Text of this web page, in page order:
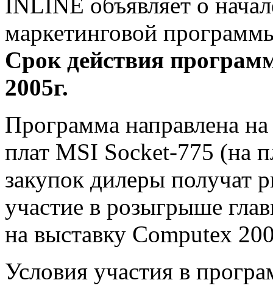
маркетинговой
Срок действия
2005г.
Программа направлена
плат MSI Socket-775 (на
закупок дилеры получат
участие в розыгрыше
на выставку Computex
Условия участия в